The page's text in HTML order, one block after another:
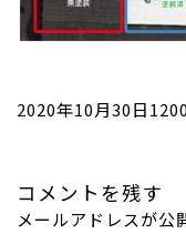
投
2020年10月30日フ
イ
ズ
コメントを残す
メールアドレスが公